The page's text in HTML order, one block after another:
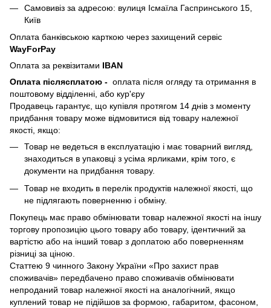
Самовивіз за адресою: вулиця Ісмаїла Гаспринського 15,
Київ
Оплата банківською карткою через захищений сервіс
WayForPay
Оплата за реквізитами IBAN
Оплата післясплатою - оплата після огляду та отримання в
поштовому відділенні, або кур'єру
Продавець гарантує, що купівля протягом 14 днів з моменту
придбання товару може відмовитися від товару належної
якості, якщо:
Товар не ведеться в експлуатацію і має товарний вигляд,
знаходиться в упаковці з усіма ярликами, крім того, є
документи на придбання товару.
Товар не входить в перелік продуктів належної якості, що
не підлягають поверненню і обміну.
Покупець має право обмінювати товар належної якості на іншу
торгову пропозицію цього товару або товару, ідентичний за
вартістю або на інший товар з доплатою або поверненням
різниці за ціною.
Статтею 9 чинного Закону України «Про захист прав
споживачів» передбачено право споживачів обмінювати
непроданий товар належної якості на аналогічний, якщо
куплений товар не підійшов за формою, габаритом, фасоном,